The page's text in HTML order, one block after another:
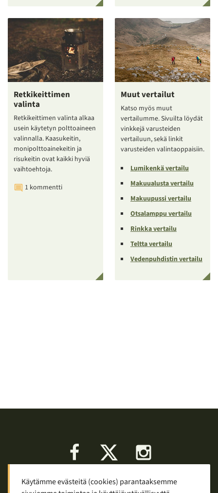
Retkikeittimen
valinta
Retkikeittimen valinta alkaa
usein käytetyn polttoaineen
valinnalla. Kaasukeitin,
monipolttoainekeitin ja
risukeitin ovat kaikki hyviä
vaihtoehtoja.
1 kommentti
Muut vertailut
Katso myös muut
vertailumme. Sivuilta löydät
vinkkejä varusteiden
vertailuun, sekä linkit
varusteiden valintaoppaisiin.
Lumikenkä vertailu
Makuualusta vertailu
Makuupussi vertailu
Otsalamppu vertailu
Rinkka vertailu
Teltta vertailu
Vedenpuhdistin vertailu
Facebook
Keskustelu Palaute Tietosuoja
Käytämme evästeitä (cookies) parantaaksemme